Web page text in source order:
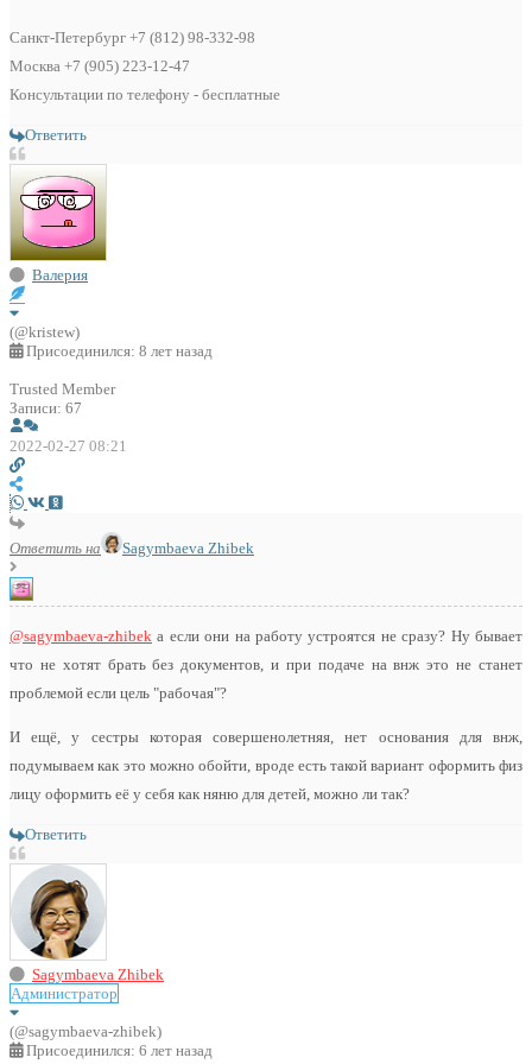
Санкт-Петербург +7 (812) 98-332-98
Москва +7 (905) 223-12-47
Консультации по телефону - бесплатные
Ответить
Валерия
(@kristew)
Присоединился: 8 лет назад
Trusted Member
Записи: 67
2022-02-27 08:21
Ответить на Sagymbaeva Zhibek
@sagymbaeva-zhibek а если они на работу устроятся не сразу? Ну бывает
что не хотят брать без документов, и при подаче на внж это не станет
проблемой если цель "рабочая"?
И ещё, у сестры которая совершенолетняя, нет основания для внж,
подумываем как это можно обойти, вроде есть такой вариант оформить физ
лицу оформить её у себя как няню для детей, можно ли так?
Ответить
Sagymbaeva Zhibek
Администратор
(@sagymbaeva-zhibek)
Присоединился: 6 лет назад